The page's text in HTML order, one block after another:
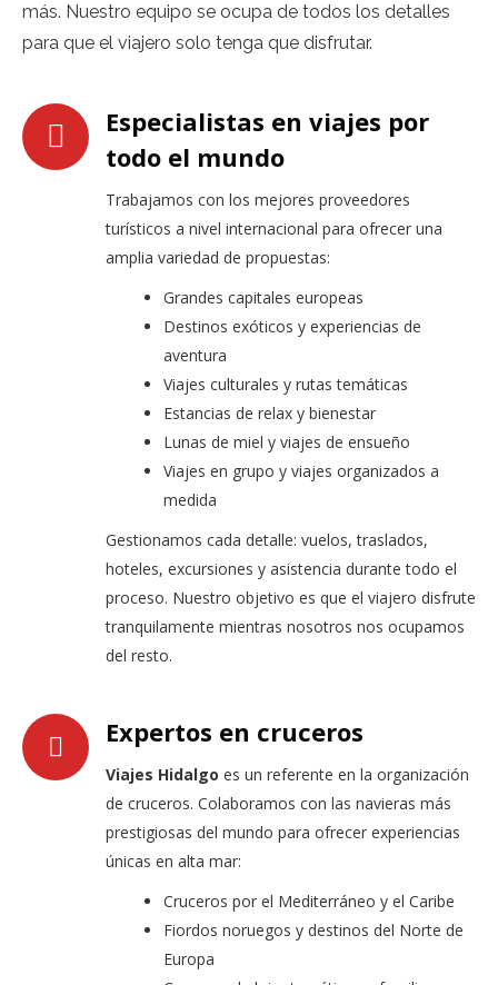
más. Nuestro equipo se ocupa de todos los detalles
para que el viajero solo tenga que disfrutar.
Especialistas en viajes por
todo el mundo
Trabajamos con los mejores proveedores
turísticos a nivel internacional para ofrecer una
amplia variedad de propuestas:
Grandes capitales europeas
Destinos exóticos y experiencias de
aventura
Viajes culturales y rutas temáticas
Estancias de relax y bienestar
Lunas de miel y viajes de ensueño
Viajes en grupo y viajes organizados a
medida
Gestionamos cada detalle: vuelos, traslados,
hoteles, excursiones y asistencia durante todo el
proceso. Nuestro objetivo es que el viajero disfrute
tranquilamente mientras nosotros nos ocupamos
del resto.
Expertos en cruceros
Viajes Hidalgo es un referente en la organización
de cruceros. Colaboramos con las navieras más
prestigiosas del mundo para ofrecer experiencias
únicas en alta mar:
Cruceros por el Mediterráneo y el Caribe
Fiordos noruegos y destinos del Norte de
Europa